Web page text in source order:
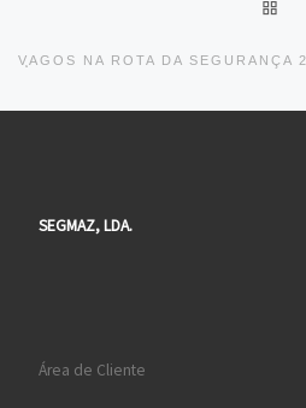
SEGMAZ, LDA.
Área de Cliente